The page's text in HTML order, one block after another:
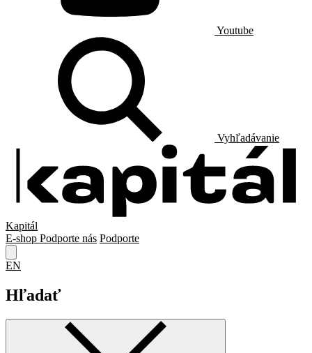
Youtube
Vyhľadávanie
Kapitál
E-shop Podporte nás Podporte
EN
Hľadať